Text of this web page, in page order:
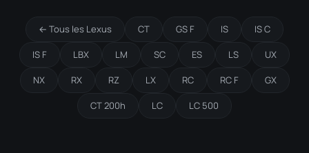
← Tous les Lexus CT GS F IS IS C
IS F LBX LM SC ES LS UX
NX RX RZ LX RC RC F GX
CT 200h LC LC 500